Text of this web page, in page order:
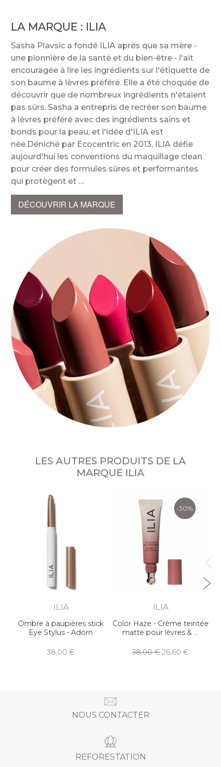
LA MARQUE : ILIA
Sasha Plavsic a fondé ILIA après que sa mère -
une pionnière de la santé et du bien-être - l'ait
encouragée à lire les ingrédients sur l'étiquette de
son baume à lèvres préféré. Elle a été choquée de
découvrir que de nombreux ingrédients n'étaient
pas sûrs. Sasha a entrepris de recréer son baume
à lèvres préféré avec des ingrédients sains et
bonds pour la peau, et l'idée d'ILIA est
née.Déniché par Ecocentric en 2013, ILIA défie
aujourd'hui les conventions du maquillage clean
pour créer des formules sûres et performantes
qui protègent et
DÉCOUVRIR LA MARQUE
LES AUTRES PRODUITS DE LA
MARQUE ILIA
ILIA
Ombre à paupières stick
Eye Stylus - Adorn
38,00
-30%
ILIA
Color Haze - Crème teintée
matte pour lèvres &
38,00 26,60
NOUS CONTACTER
REFORESTATION